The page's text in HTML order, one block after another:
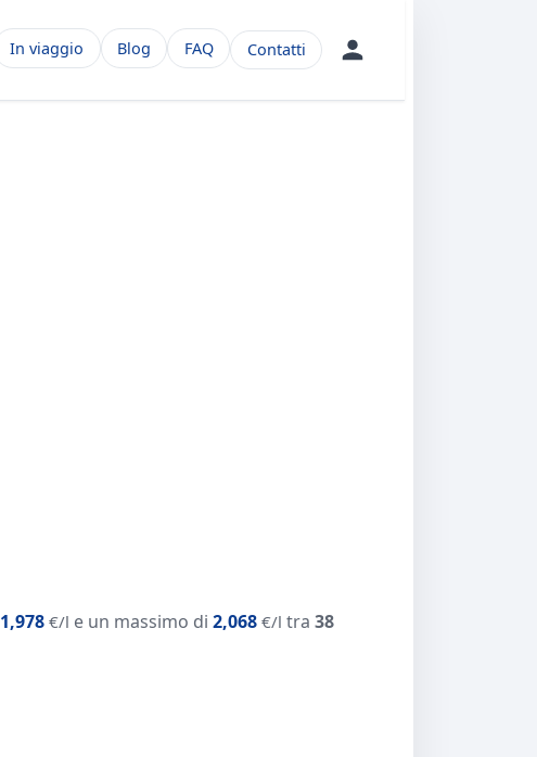
In viaggio Blog FAQ Contatti
1,978 €/l e un massimo di 2,068 €/l tra 38